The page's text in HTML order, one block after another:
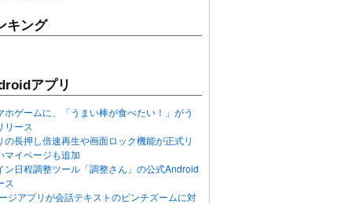
キング
アプリ
ホゲームに、「うまい棒が食べたい！」がう
リース
の長押し倍速再生や画面ロック機能が正式リ
マイページも追加
ン日程調整ツール「調整さん」の公式Android
ス
ジアプリが会話テキストのピンチズームに対